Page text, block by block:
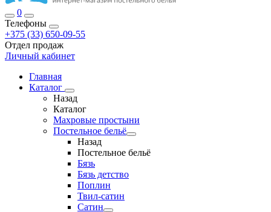
0
Телефоны
+375 (33) 650-09-55
Отдел продаж
Личный кабинет
Главная
Каталог
Назад
Каталог
Махровые простыни
Постельное бельё
Назад
Постельное бельё
Бязь
Бязь детство
Поплин
Твил-сатин
Сатин